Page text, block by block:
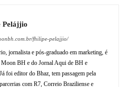
Pelájjio
fhilipe-pelajjio/
jornalista e pós-graduado em marketing, é
BH e do Jornal Aqui de BH e
foi editor do Bhaz, tem passagem pela
com R7, Correio Braziliense e